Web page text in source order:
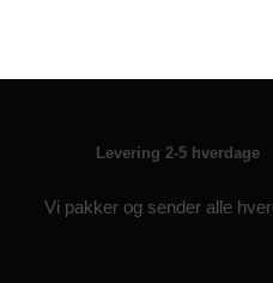
Levering 2-5 hverdage
Vi pakker og sender alle